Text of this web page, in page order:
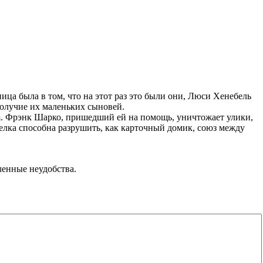
была в том, что на этот раз это были они, Люси Хенебель
их маленьких сыновей.
Фрэнк Шарко, пришедший ей на помощь, уничтожает улики,
способна разрушить, как карточный домик, союз между
неудобства.